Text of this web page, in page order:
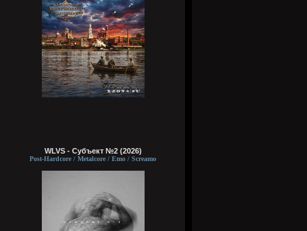
WLVS - Субъект №2 (2026)
Post-Hardcore / Metalcore / Emo / Screamo